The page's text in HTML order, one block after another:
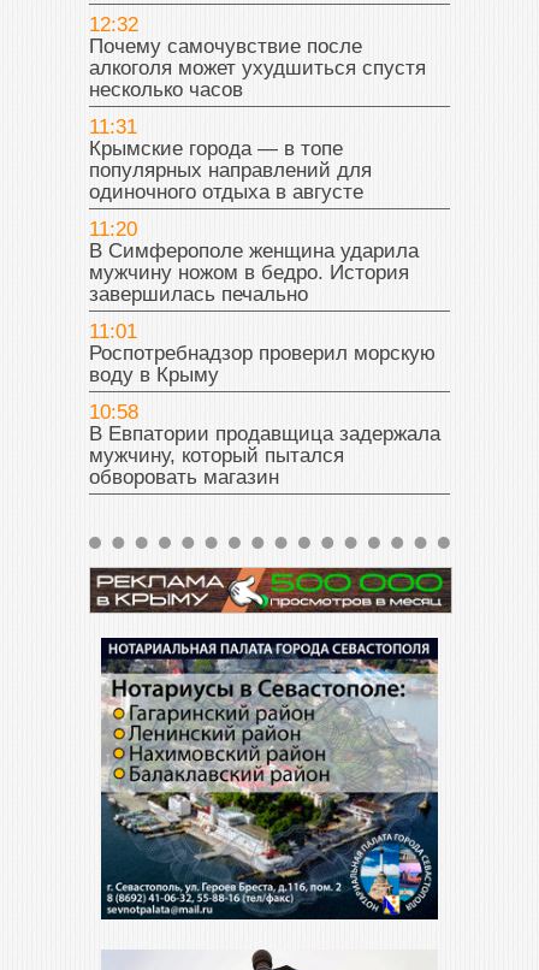
12:32
Почему самочувствие после
алкоголя может ухудшиться спустя
несколько часов
11:31
Крымские города — в топе
популярных направлений для
одиночного отдыха в августе
11:20
В Симферополе женщина ударила
мужчину ножом в бедро. История
завершилась печально
11:01
Роспотребнадзор проверил морскую
воду в Крыму
10:58
В Евпатории продавщица задержала
мужчину, который пытался
обворовать магазин